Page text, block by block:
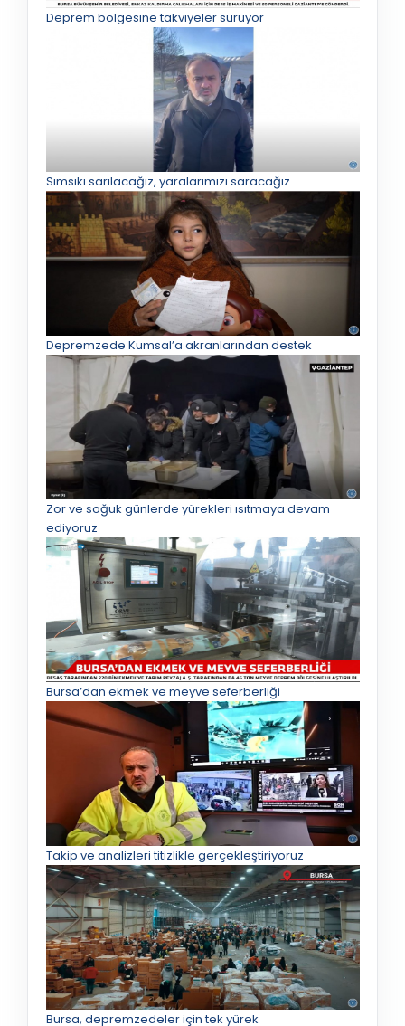
Deprem bölgesine takviyeler sürüyor
Sımsıkı sarılacağız, yaralarımızı saracağız
Depremzede Kumsal’a akranlarından destek
Zor ve soğuk günlerde yürekleri ısıtmaya devam
ediyoruz
Bursa’dan ekmek ve meyve seferberliği
Takip ve analizleri titizlikle gerçekleştiriyoruz
Bursa, depremzedeler için tek yürek